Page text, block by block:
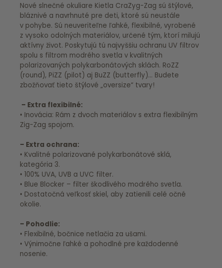
Nové slnečné okuliare Kietla CraZyg-Zag sú štýlové,
bláznivé a navrhnuté pre deti, ktoré sú neustále
v pohybe. Sú neuveriteľne ľahké, flexibilné, vyrobené
z vysoko odolných materiálov, určené tým, ktorí milujú
aktívny život. Poskytujú tú najvyššiu ochranu UV filtrov
spolu s filtrom modrého svetla v kvalitných
polarizovaných polykarbonátových sklách. RoZZ
(round), PiZZ (pilot) aj BuZZ (butterfly)… Budete
zbožňovať tieto štýlové „oversize“ tvary!
– Extra flexibilné:
• Inovácia: Rám z dvoch materiálov s extra flexibilným
Zig-Zag spojom.
– Extra ochrana:
• Kvalitné polarizované polykarbonátové sklá,
kategória 3.
• 100% UVA, UVB a UVC filter.
• Blue Blocker – filter škodlivého modrého svetla.
• Dostatočná veľkosť skiel, aby zatienili celé očné
okolie.
– Pohodlie:
• Flexibilné, bočnice netlačia za ušami.
• Výnimočne ľahké a pohodlné pre každodenné
nosenie.